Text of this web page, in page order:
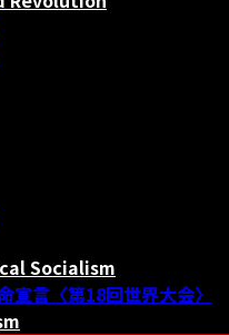
Socialism
宣言〈第18回世界大会〉